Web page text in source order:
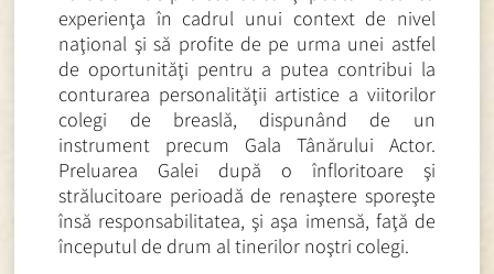
experienţa în cadrul unui context de nivel
naţional şi să profite de pe urma unei astfel
de oportunităţi pentru a putea contribui la
conturarea personalităţii artistice a viitorilor
colegi de breaslă, dispunând de un
instrument precum Gala Tânărului Actor.
Preluarea Galei după o înfloritoare şi
strălucitoare perioadă de renaştere sporeşte
însă responsabilitatea, şi aşa imensă, faţă de
începutul de drum al tinerilor noştri colegi.